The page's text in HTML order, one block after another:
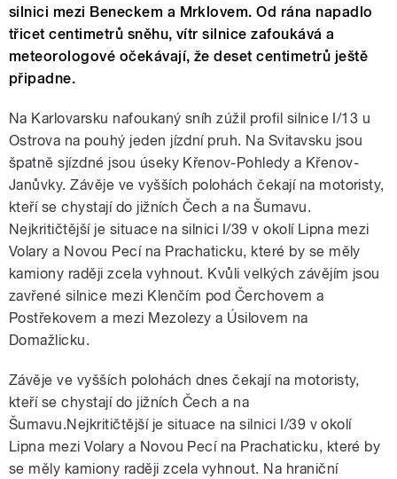
silnici mezi Beneckem a Mrklovem. Od rána napadlo
třicet centimetrů sněhu, vítr silnice zafoukává a
meteorologové očekávají, že deset centimetrů ještě
připadne.
Na Karlovarsku nafoukaný sníh zúžil profil silnice I/13 u
Ostrova na pouhý jeden jízdní pruh. Na Svitavsku jsou
špatně sjízdné jsou úseky Křenov-Pohledy a Křenov-
Janůvky. Závěje ve vyšších polohách čekají na motoristy,
kteří se chystají do jižních Čech a na Šumavu.
Nejkritičtější je situace na silnici I/39 v okolí Lipna mezi
Volary a Novou Pecí na Prachaticku, které by se měly
kamiony raději zcela vyhnout. Kvůli velkých závějím jsou
zavřené silnice mezi Klenčím pod Čerchovem a
Postřekovem a mezi Mezolezy a Úsilovem na
Domažlicku.
Závěje ve vyšších polohách dnes čekají na motoristy,
kteří se chystají do jižních Čech a na
Šumavu.Nejkritičtější je situace na silnici I/39 v okolí
Lipna mezi Volary a Novou Pecí na Prachaticku, které by
se měly kamiony raději zcela vyhnout. Na hraniční